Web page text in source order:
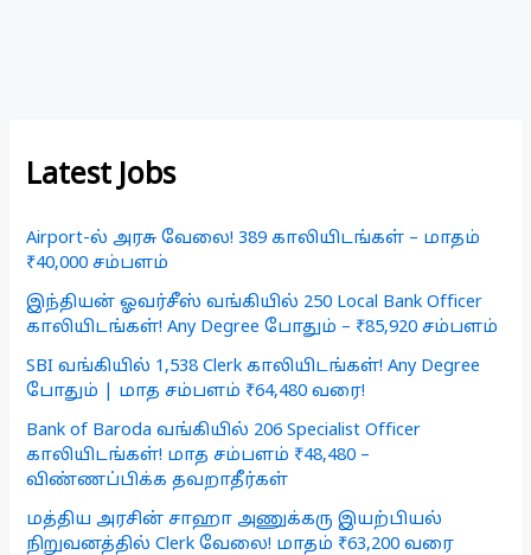
Latest Jobs
Airport-ல் அரசு வேலை! 389 காலியிடங்கள் – மாதம்
₹40,000 சம்பளம்
இந்தியன் ஓவர்சீஸ் வங்கியில் 250 Local Bank Officer
காலியிடங்கள்! Any Degree போதும் – ₹85,920 சம்பளம்
SBI வங்கியில் 1,538 Clerk காலியிடங்கள்! Any Degree
போதும் | மாத சம்பளம் ₹64,480 வரை!
Bank of Baroda வங்கியில் 206 Specialist Officer
காலியிடங்கள்! மாத சம்பளம் ₹48,480 –
விண்ணப்பிக்க தவறாதீர்கள்
மத்திய அரசின் சாஹா அணுக்கரு இயற்பியல்
நிறுவனத்தில் Clerk வேலை! மாதம் ₹63,200 வரை